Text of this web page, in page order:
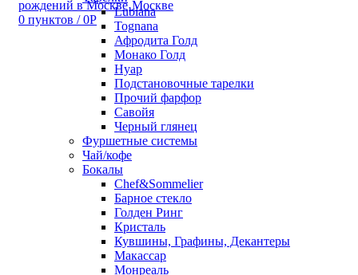
0 пунктов / 0Р
Lubiana
Tognana
Афродита Голд
Монако Голд
Нуар
Подстановочные тарелки
Прочий фарфор
Савойя
Черный глянец
Фуршетные системы
Чай/кофе
Бокалы
Chef&Sommelier
Барное стекло
Голден Ринг
Кристаль
Кувшины, Графины, Декантеры
Макассар
Монреаль